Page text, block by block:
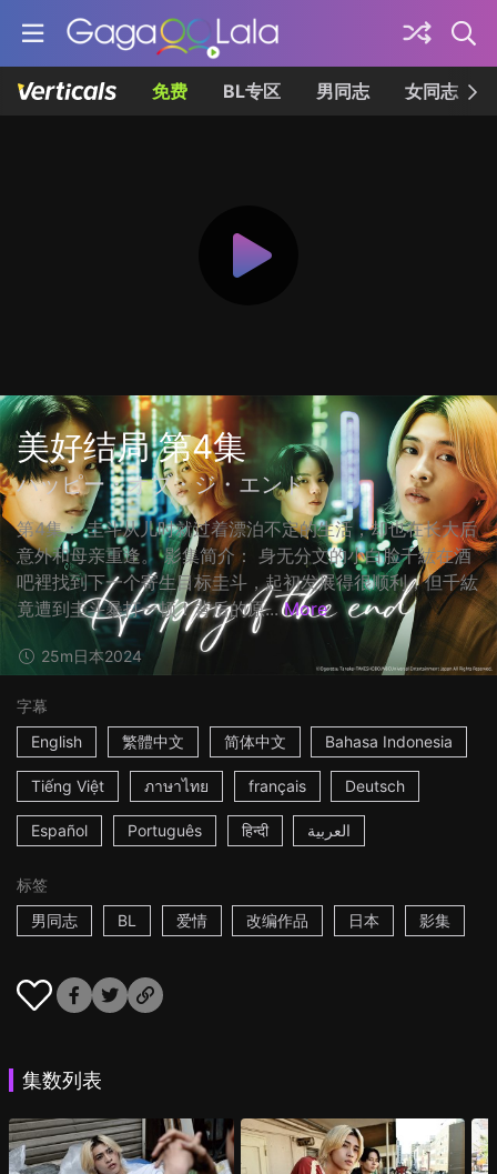
免费 BL专区 男同志 女同志
美好结局 第4集
ハッピー・オブ・ジ・エンド
第4集： 圭斗从儿时就过着漂泊不定的生活，却也在长大后
意外和母亲重逢。 影集简介： 身无分文的小白脸千紘在酒
吧裡找到下一个寄生目标圭斗，起初发展得很顺利，但千紘
竟遭到圭斗暴打一顿！背后的原... More
25m日本2024
字幕
English
繁體中文 简体中文 Bahasa Indonesia
Tiếng Việt ภาษาไทย français Deutsch
Español Português हिन्दी العربية
标签
男同志
BL 爱情 改编作品 日本 影集
集数列表